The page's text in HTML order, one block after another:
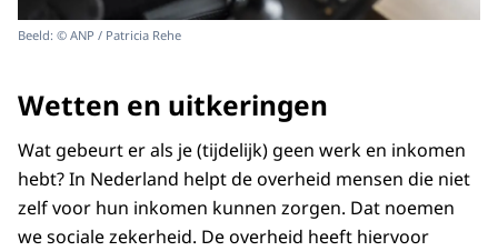
Beeld: © ANP / Patricia Rehe
Wetten en uitkeringen
Wat gebeurt er als je (tijdelijk) geen werk en inkomen
hebt? In Nederland helpt de overheid mensen die niet
zelf voor hun inkomen kunnen zorgen. Dat noemen
we sociale zekerheid. De overheid heeft hiervoor